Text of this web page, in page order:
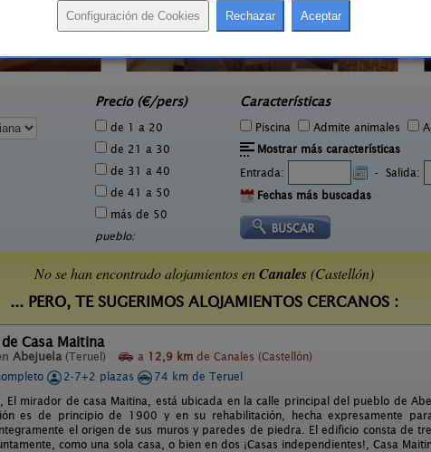
Apartamento Rural Sol de Pico
Precio (€/pers)
de 1 a 20
de 21 a 30
de 31 a 40
de 41 a 50
más de 50
pueblo:
Características
Piscina Admite animales
Mostrar más características
Entrada:
- Salida:
Fechas más buscadas
No se han encontrado alojamientos enCanales(Castellón)
... PERO, TE SUGERIMOS ALOJAMIENTOS CERCANOS :
Casa Maitina
Abejuela (Teruel) a 12,9 km de Canales (Castellón)
2-7+2 plazas
74 km de Teruel
El mirador de casa Maitina, está ubicada en la calle principal del pueblo de
es de principio de 1900 y en su rehabilitación, hecha expresamente
el origen de sus muros y paredes de piedra. El edificio consta de
como una sola casa, o bien en dos ¡Casas independientes!, Casa